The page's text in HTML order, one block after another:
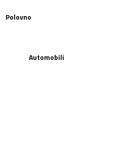
Polovno
Automobili